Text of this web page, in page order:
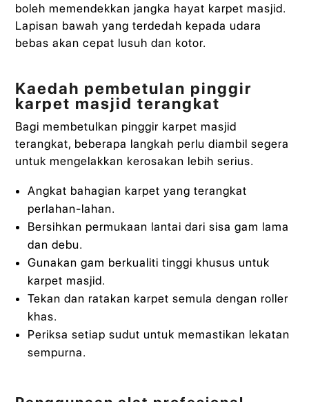
boleh memendekkan jangka hayat karpet masjid.
Lapisan bawah yang terdedah kepada udara
bebas akan cepat lusuh dan kotor.
Kaedah pembetulan pinggir
karpet masjid terangkat
Bagi membetulkan pinggir karpet masjid
terangkat, beberapa langkah perlu diambil segera
untuk mengelakkan kerosakan lebih serius.
Angkat bahagian karpet yang terangkat
perlahan-lahan.
Bersihkan permukaan lantai dari sisa gam lama
dan debu.
Gunakan gam berkualiti tinggi khusus untuk
karpet masjid.
Tekan dan ratakan karpet semula dengan roller
khas.
Periksa setiap sudut untuk memastikan lekatan
sempurna.